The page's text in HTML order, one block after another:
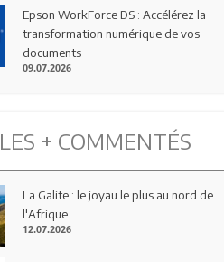
Epson WorkForce DS : Accélérez la
transformation numérique de vos
documents
09.07.2026
LES + COMMENTÉS
La Galite : le joyau le plus au nord de
l'Afrique
12.07.2026